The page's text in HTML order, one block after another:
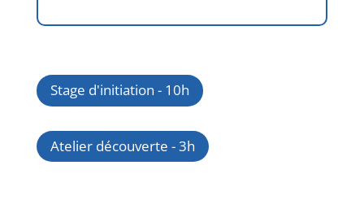
Stage d'initiation - 10h
Atelier découverte - 3h